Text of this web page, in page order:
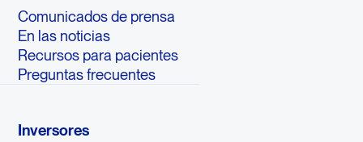
Comunicados de prensa
En las noticias
Recursos para pacientes
Preguntas frecuentes
Inversores